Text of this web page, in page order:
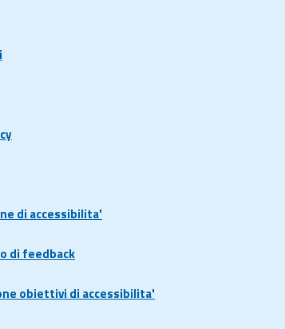
di accessibilita'
di feedback
obiettivi di accessibilita'